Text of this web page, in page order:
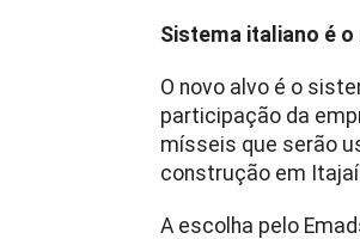
Sistema italiano é
O novo alvo é o
participação da
mísseis que serão
construção em Itajaí
A escolha pelo